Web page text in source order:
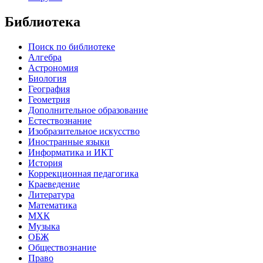
Библиотека
Поиск по библиотеке
Алгебра
Астрономия
Биология
География
Геометрия
Дополнительное образование
Естествознание
Изобразительное искусство
Иностранные языки
Информатика и ИКТ
История
Коррекционная педагогика
Краеведение
Литература
Математика
МХК
Музыка
ОБЖ
Обществознание
Право